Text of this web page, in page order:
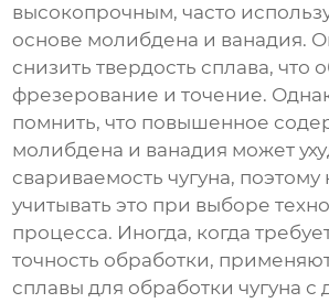
высокопрочным, часто
основе молибдена и ванадия.
снизить твердость сплава, что
фрезерование и точение.
помнить, что повышенное
молибдена и ванадия может
свариваемость чугуна,
учитывать это при выборе
процесса. Иногда, когда
точность обработки,
сплавы для обработки чугуна с